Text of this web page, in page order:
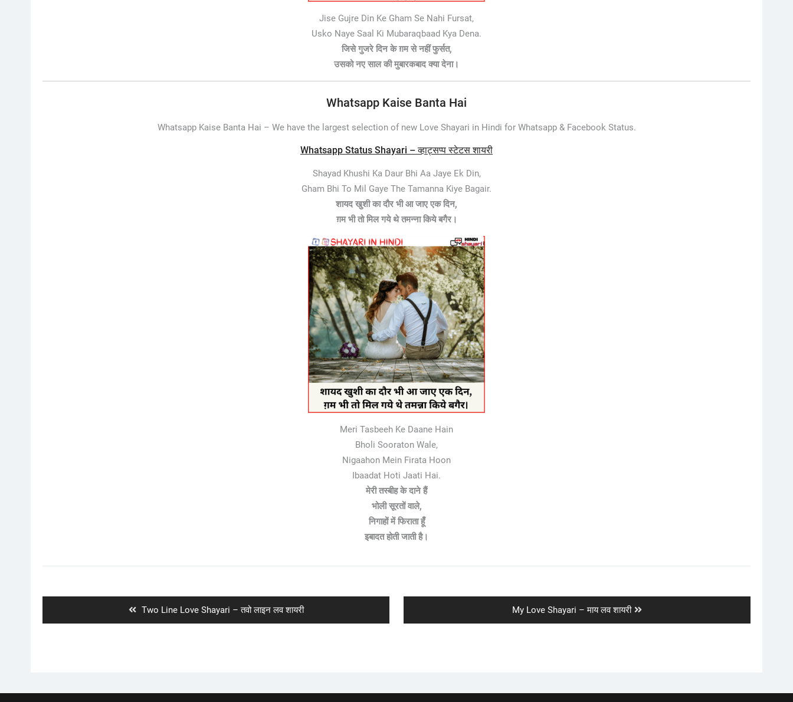
Jise Gujre Din Ke Gham Se Nahi Fursat,
Usko Naye Saal Ki Mubaraqbaad Kya Dena.
जिसे गुजरे दिन के ग़म से नहीं फुर्सत,
उसको नए साल की मुबारकबाद क्या देना।
Whatsapp Kaise Banta Hai
Whatsapp Kaise Banta Hai – We have the largest selection of new Love Shayari in Hindi for Whatsapp & Facebook Status.
Whatsapp Status Shayari – व्हाट्सप्प स्टेटस शायरी
Shayad Khushi Ka Daur Bhi Aa Jaye Ek Din,
Gham Bhi To Mil Gaye The Tamanna Kiye Bagair.
शायद खुशी का दौर भी आ जाए एक दिन,
ग़म भी तो मिल गये थे तमन्ना किये बगैर।
Meri Tasbeeh Ke Daane Hain
Bholi Sooraton Wale,
Nigaahon Mein Firata Hoon
Ibaadat Hoti Jaati Hai.
मेरी तस्बीह के दाने हैं
भोली सूरतों वाले,
निगाहों में फिराता हूँ
इबादत होती जाती है।
Previous
post:
Two Line Love Shayari – तवो लाइन लव शायरी
Next
post:
My Love Shayari – माय लव शायरी